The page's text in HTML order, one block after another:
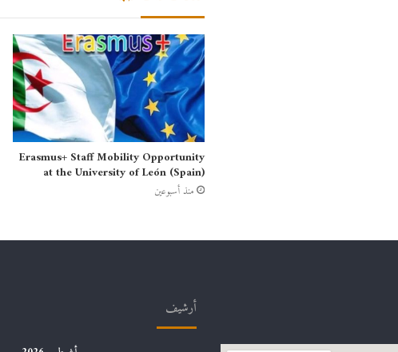
Erasmus+ Staff Mobility Opportunity
at the University of León (Spain)
منذ أسبوعين
أرشيف